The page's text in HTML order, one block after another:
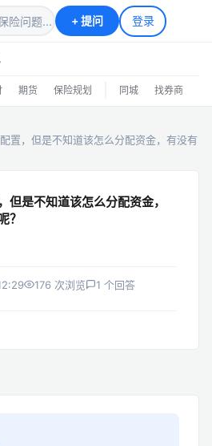
+提问 登录
期货 保险规划 同城 找券商
置，但是不知道该怎么分配资金，有没有
但是不知道该怎么分配资金，
？
176 次浏览 1 个回答